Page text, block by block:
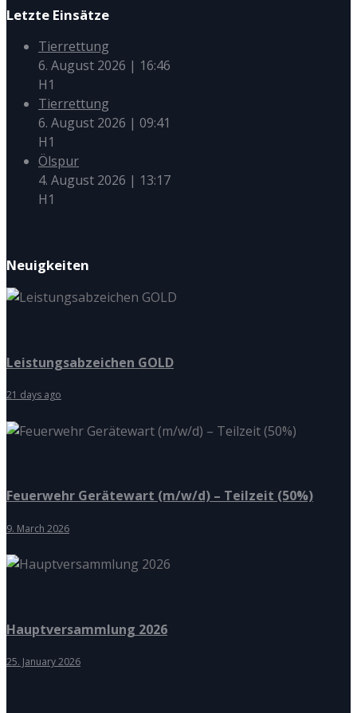
Letzte Einsätze
Tierrettung
6. August 2026 | 16:46
H1
Tierrettung
6. August 2026 | 09:41
H1
Ölspur
4. August 2026 | 13:17
H1
Neuigkeiten
Leistungsabzeichen GOLD
21 days ago
Feuerwehr Gerätewart (m/w/d) – Teilzeit (50%)
9. March 2026
Hauptversammlung 2026
25. January 2026